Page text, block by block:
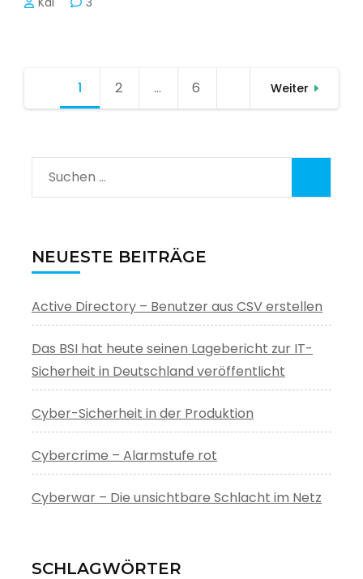
Seitennummerierung
1 Seite
2 … Seite
6 Weiter
Suchen
nach:
NEUESTE BEITRÄGE
Active Directory – Benutzer aus CSV erstellen
Das BSI hat heute seinen Lagebericht zur IT-
Sicherheit in Deutschland veröffentlicht
Cyber-Sicherheit in der Produktion
Cybercrime – Alarmstufe rot
Cyberwar – Die unsichtbare Schlacht im Netz
SCHLAGWÖRTER